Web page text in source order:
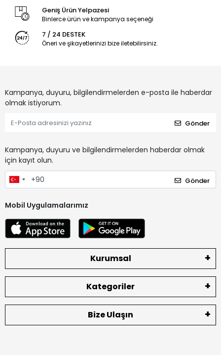
Geniş Ürün Yelpazesi
Binlerce ürün ve kampanya seçeneği
7 / 24 DESTEK
Öneri ve şikayetlerinizi bize iletebilirsiniz.
Kampanya, duyuru, bilgilendirmelerden e-posta ile haberdar
olmak istiyorum.
Gönder
Kampanya, duyuru ve bilgilendirmelerden haberdar olmak
için kayıt olun.
Gönder
Mobil Uygulamalarımız
Kurumsal
Kategoriler
Bize Ulaşın